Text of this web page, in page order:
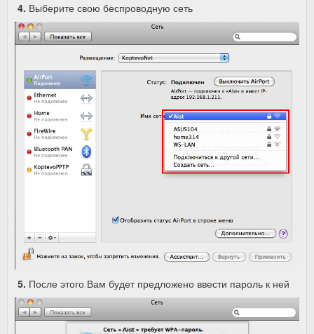
4. Выберите свою беспроводную сеть
5. После этого Вам будет предложено ввести пароль к ней